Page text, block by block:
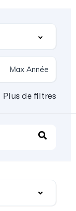
Plus de filtres